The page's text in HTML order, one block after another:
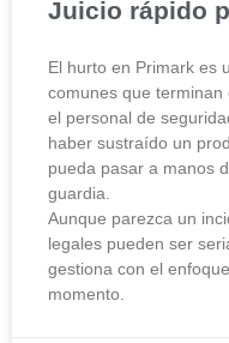
Juicio rápido
El hurto en Primark es
comunes que terminan
el personal de
haber sustraído un
pueda pasar a manos
guardia.
Aunque parezca un
legales pueden ser
gestiona con el
momento.